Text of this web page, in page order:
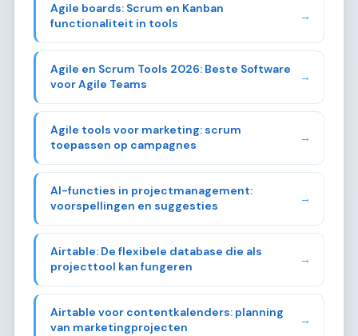
Agile boards: Scrum en Kanban
functionaliteit in tools
→
Agile en Scrum Tools 2026: Beste Software
voor Agile Teams
→
Agile tools voor marketing: scrum
toepassen op campagnes
→
AI-functies in projectmanagement:
voorspellingen en suggesties
→
Airtable: De flexibele database die als
projecttool kan fungeren
→
Airtable voor contentkalenders: planning
van marketingprojecten
→